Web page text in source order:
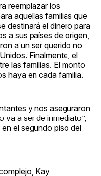
reemplazar los
aquellas familias que
destinará el dinero para
a sus países de origen,
a un ser querido no
Finalmente, el
las familias. El monto
haya en cada familia.
y nos aseguraron
va a ser de inmediato”,
el segundo piso del
Kay